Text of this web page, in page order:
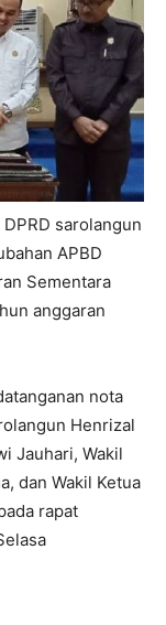
sarolangun
APBD
Sementara
anggaran
nota
Henrizal
Jauhari, Wakil
dan Wakil Ketua
rapat